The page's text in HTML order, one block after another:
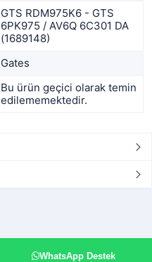
GTS RDM975K6 - GTS
6PK975 / AV6Q 6C301 DA
(1689148)
Gates
Bu ürün geçici olarak temin
edilememektedir.
WhatsApp Destek